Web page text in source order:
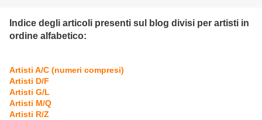
Indice degli articoli presenti sul blog divisi per artisti in
ordine alfabetico:
Artisti A/C (numeri compresi)
Artisti D/F
Artisti G/L
Artisti M/Q
Artisti R/Z